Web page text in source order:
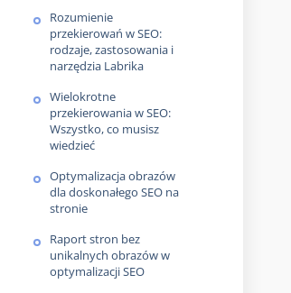
Rozumienie
przekierowań w SEO:
rodzaje, zastosowania i
narzędzia Labrika
Wielokrotne
przekierowania w SEO:
Wszystko, co musisz
wiedzieć
Optymalizacja obrazów
dla doskonałego SEO na
stronie
Raport stron bez
unikalnych obrazów w
optymalizacji SEO